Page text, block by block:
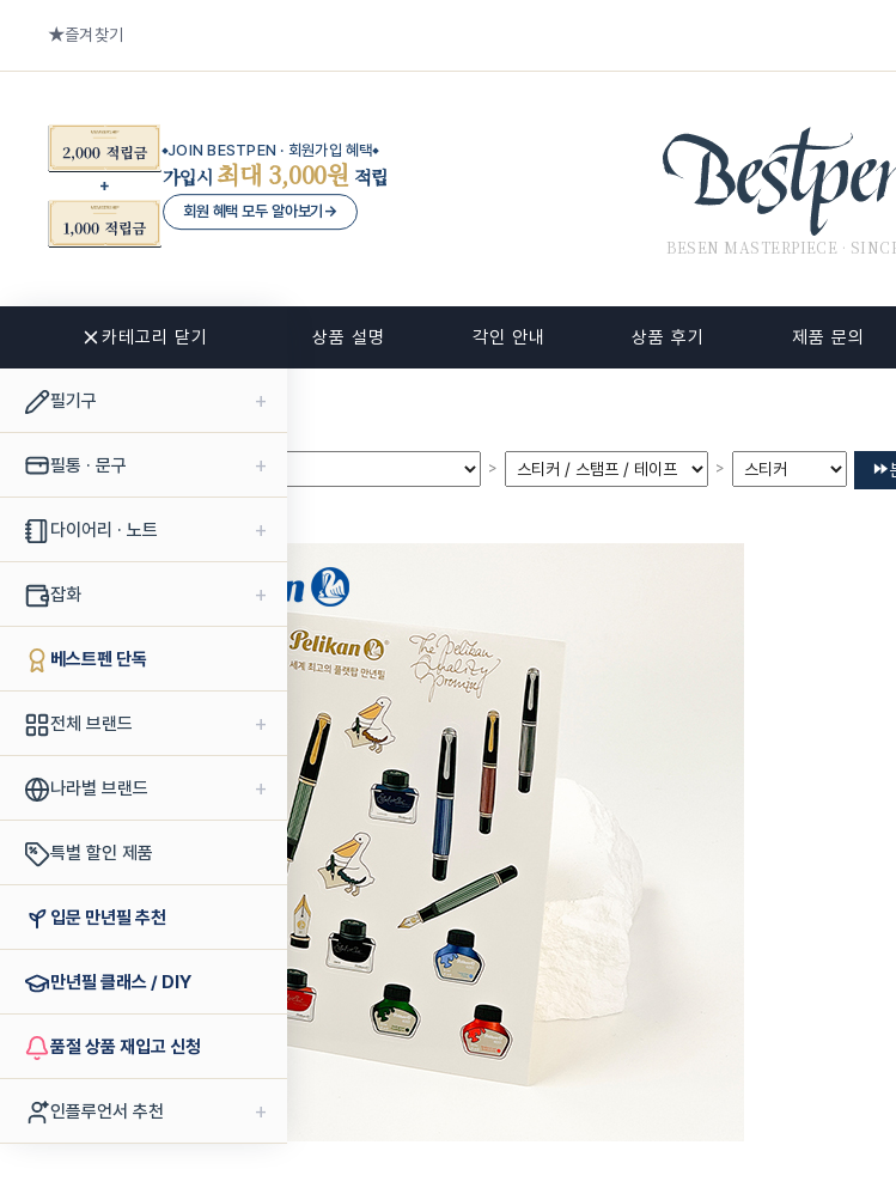
즐겨찾기
JOIN BESTPEN · 회원가입 혜택
가입시 최대 3,000원 적립
회원 혜택 모두 알아보기 →
BESEN MASTERPIECE ·
카테고리 닫기
필기구 +
필통 · 문구 +
다이어리 · 노트 +
잡화 +
베스트펜 단독
전체 브랜드 +
나라별 브랜드 +
특별 할인 제품
입문 만년필 추천
만년필 클래스 / DIY
품절 상품 재입고 신청
인플루언서 추천 +
관련 상품 상품 설명 각인 안내 상품 후기 제품 문의
> >